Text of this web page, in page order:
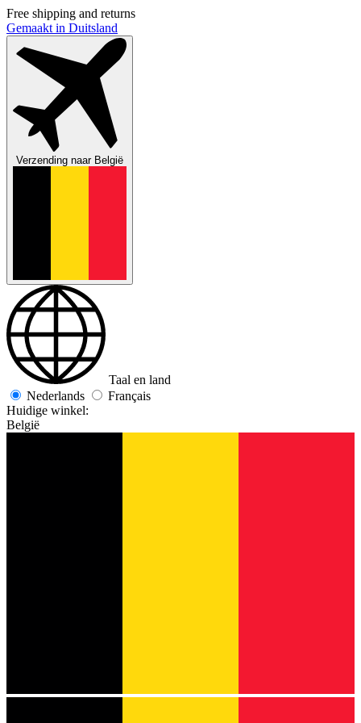
Free shipping and returns
Gemaakt in Duitsland
Verzending naarBelgië
Taal en land
Nederlands
Français
Huidige winkel:
België